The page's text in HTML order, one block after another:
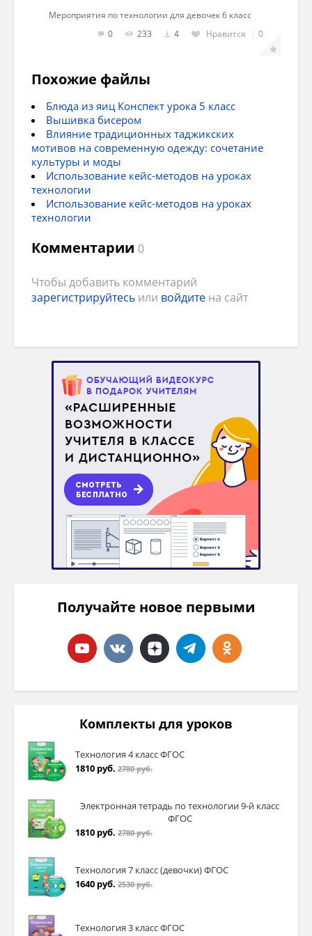
Выполнено с дополнительными
Параллель 6-ых классов.
«Приготовление обеда в походных
условиях»
Кодификатор элементов содержания
№ зад-я
уровень
Проверяемое умение
правил поведения, действия
Понимание и умение объяснять
поведения, действия
Умение выделять основные мысли,
принципы, выраженные обобщенно,
видеть их в задании
Анализ информации для
правил поведения, действия
Понимание смысла слов и действий,
умение объяснить значение с
применением дополнений и
краткой формулировкой ее значения и
Извлечение явно выраженной
информации из текста
4Б
информации из текста
опыта
5Б
Извлечение явно выраженной
5П
Понимание смысла задания, умение
полный ответ
Мероприятия по технологии для девочек 6 класс
0
233 4 Нравится 0
Похожие файлы
Блюда из яиц Конспект урока 5 класс
Вышивка бисером
Влияние традиционных таджикских
мотивов на современную одежду: сочетание
культуры и моды
Использование кейс-методов на уроках
технологии
Использование кейс-методов на уроках
технологии
Комментарии 0
Чтобы добавить комментарий
зарегистрируйтесь или войдите на сайт
Получайте новое первыми
Комплекты для уроков
Технология 4 класс ФГОС
1810 руб. 2780 руб.
Электронная тетрадь по технологии 9-й класс
ФГОС
1810 руб. 2780 руб.
Технология 7 класс (девочки) ФГОС
1640 руб. 2530 руб.
Технология 3 класс ФГОС